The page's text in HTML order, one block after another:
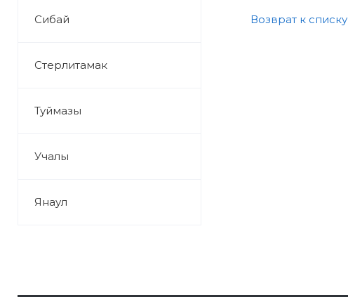
Сибай
Стерлитамак
Туймазы
Учалы
Янаул
Возврат к списку